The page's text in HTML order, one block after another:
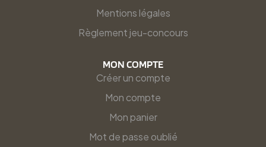
Mentions légales
Règlement jeu-concours
MON COMPTE
Créer un compte
Mon compte
Mon panier
Mot de passe oublié